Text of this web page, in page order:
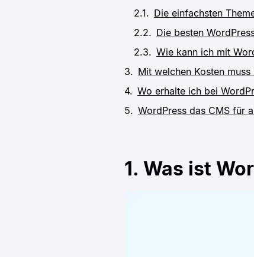
Die einfachsten
Die besten
Wie kann ich mit
Mit welchen Kosten muss
Wo erhalte ich bei
WordPress das CMS für
1. Was ist